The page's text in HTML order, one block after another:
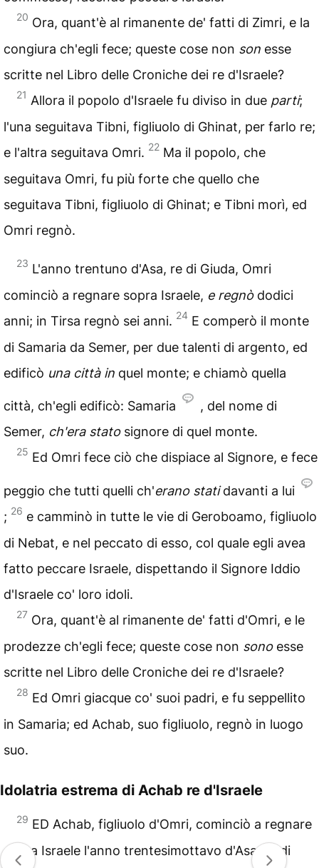
20 Ora, quant'è al rimanente de' fatti di Zimri, e la
congiura ch'egli fece; queste cose non son esse
scritte nel Libro delle Croniche dei re d'Israele?
21 Allora il popolo d'Israele fu diviso in due parti;
l'una seguitava Tibni, figliuolo di Ghinat, per farlo re;
e l'altra seguitava Omri. 22 Ma il popolo, che
seguitava Omri, fu più forte che quello che
seguitava Tibni, figliuolo di Ghinat; e Tibni morì, ed
Omri regnò.
23 L'anno trentuno d'Asa, re di Giuda, Omri
cominciò a regnare sopra Israele, e regnòdodici
anni; in Tirsa regnò sei anni. 24 E comperò il monte
di Samaria da Semer, per due talenti di argento, ed
edificò una città in quel monte; e chiamò quella
città, ch'egli edificò: Samaria
, del nome di
Semer, ch'era statosignore di quel monte.
25 Ed Omri fece ciò che dispiace al Signore, e fece
peggio che tutti quelli ch'erano statidavanti a lui
; 26 e camminò in tutte le vie di Geroboamo, figliuolo
di Nebat, e nel peccato di esso, col quale egli avea
fatto peccare Israele, dispettando il Signore Iddio
d'Israele co' loro idoli.
27 Ora, quant'è al rimanente de' fatti d'Omri, e le
prodezze ch'egli fece; queste cose non sonoesse
scritte nel Libro delle Croniche dei re d'Israele?
28 Ed Omri giacque co' suoi padri, e fu seppellito
in Samaria; ed Achab, suo figliuolo, regnò in luogo
suo.
Idolatria estrema di Achab re d'Israele
29 ED Achab, figliuolo d'Omri, cominciò a regnare
sopra Israele l'anno trentesimottavo d'Asa, re di